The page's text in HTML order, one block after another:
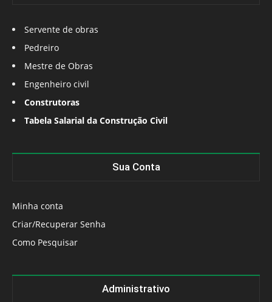
Servente de obras
Pedreiro
Mestre de Obras
Engenheiro civil
Construtoras
Tabela Salarial da Construção Civil
Sua Conta
Minha conta
Criar/Recuperar Senha
Como Pesquisar
Administrativo